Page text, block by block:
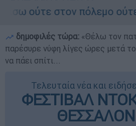
πόλεμο ούτε στις
δημοφιλές τώρα: «Θέλω τον
παρέσυρε νύφη λίγες ώρες μετά
να πάει σπίτι...
Τελευταία νέα και
ΦΕΣΤΙΒΑΛ